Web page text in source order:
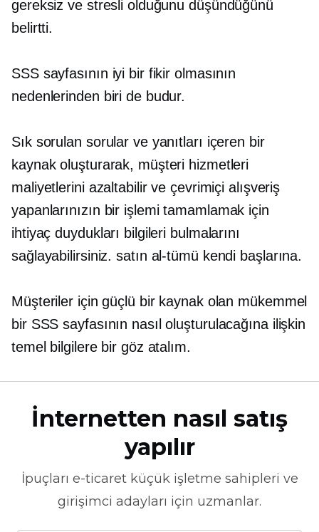
gereksiz ve stresli olduğunu düşündüğünü
belirtti.
SSS sayfasının iyi bir fikir olmasının
nedenlerinden biri de budur.
Sık sorulan sorular ve yanıtları içeren bir
kaynak oluşturarak, müşteri hizmetleri
maliyetlerini azaltabilir ve çevrimiçi alışveriş
yapanlarınızın bir işlemi tamamlamak için
ihtiyaç duydukları bilgileri bulmalarını
sağlayabilirsiniz.satın al-tümü kendi başlarına.
Müşteriler için güçlü bir kaynak olan mükemmel
bir SSS sayfasının nasıl oluşturulacağına ilişkin
temel bilgilere bir göz atalım.
İnternetten nasıl satış
yapılır
İpuçları e-ticaretküçük işletme sahipleri ve
girişimci adayları için uzmanlar.